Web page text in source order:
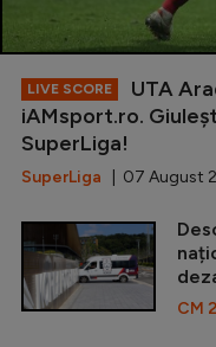
LIVE SCORE
UTA
iAMsport.ro.
SuperLiga!
SuperLiga | 07 August
CM